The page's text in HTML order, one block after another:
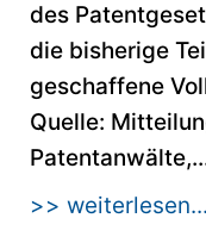
des
die bisherige
geschaffene
Quelle:
>> weiterlesen...